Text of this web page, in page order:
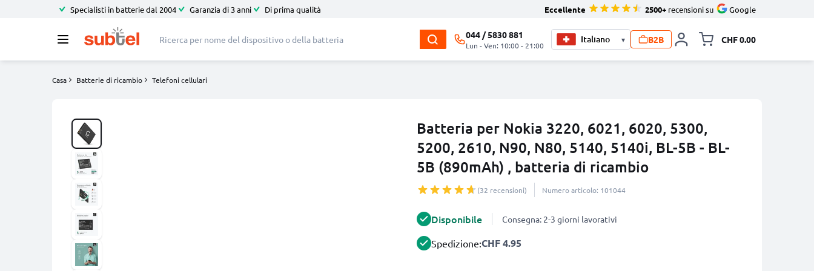
Specialisti in batterie dal 2004 Garanzia di 3 anni Di prima qualità Eccellente 2500+ recensioni su Google
044 / 5830 881
Lun - Ven: 10:00 - 21:00
▾ B2B CHF 0.00
Casa Batterie di ricambio Telefoni cellulari
Batteria per Nokia 3220, 6021, 6020, 5300,
5200, 2610, N90, N80, 5140, 5140i, BL-5B - BL-
5B (890mAh) , batteria di ricambio
(32 recensioni) Numero articolo: 101044
Disponibile Consegna: 2-3 giorni lavorativi
Spedizione:CHF 4.95